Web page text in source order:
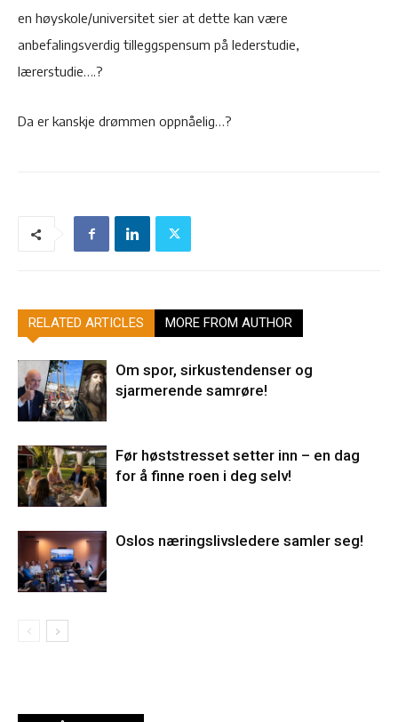
en høyskole/universitet sier at dette kan være
anbefalingsverdig tilleggspensum på lederstudie,
lærerstudie….?
Da er kanskje drømmen oppnåelig…?
RELATED ARTICLES MORE FROM AUTHOR
Om spor, sirkustendenser og
sjarmerende samrøre!
Før høststresset setter inn – en dag
for å finne roen i deg selv!
Oslos næringslivsledere samler seg!